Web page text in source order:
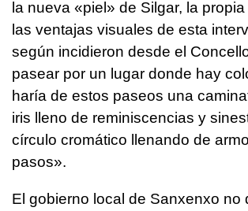
la nueva «piel» de Silgar, la
las ventajas visuales de esta
según incidieron desde el
pasear por un lugar donde hay
haría de estos paseos una
iris lleno de reminiscencias y
círculo cromático llenando de
pasos».
El gobierno local de Sanxenxo no